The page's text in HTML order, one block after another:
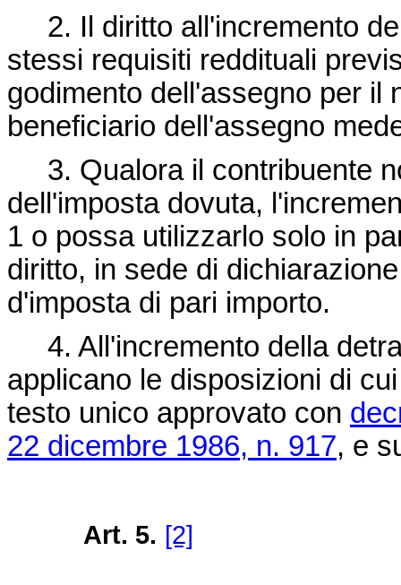
2. Il diritto all'incremento
stessi requisiti reddituali
godimento dell'assegno per il
beneficiario dell'assegno
3. Qualora il contribuente
dell'imposta dovuta,
1 o possa utilizzarlo solo in
diritto, in sede di
d'imposta di pari importo.
4. All'incremento della
applicano le disposizioni di
testo unico approvato con
22 dicembre 1986, n. 917, e
Art. 5. [2]